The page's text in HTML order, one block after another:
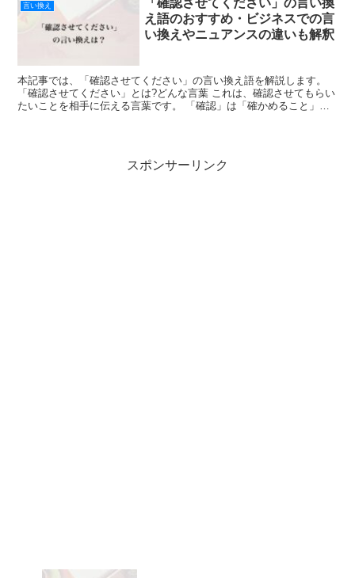
言い換え
「確認させてください」の言い換
え語のおすすめ・ビジネスでの言
い換えやニュアンスの違いも解釈
本記事では、「確認させてください」の言い換え語を解説します。
「確認させてください」とは?どんな言葉 これは、確認させてもらい
たいことを相手に伝える言葉です。 「確認」は「確かめること」を
スポンサーリンク